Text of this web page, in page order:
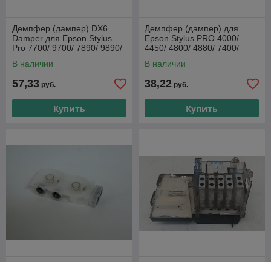
Демпфер (дампер) DX6
Damper для Epson Stylus
Pro 7700/ 9700/ 7890/ 9890/
В наличии
57,33 руб.
Купить
Демпфер (дампер) для
Epson Stylus PRO 4000/
4450/ 4800/ 4880/ 7400/
В наличии
38,22 руб.
Купить